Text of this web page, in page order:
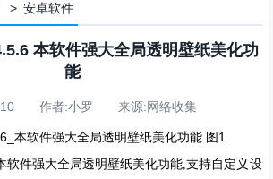
>安卓软件
本软件强大全局透明壁纸美化功
能
10 作者:小罗 来源:网络收集
软件强大全局透明壁纸美化功能,支持自定义设